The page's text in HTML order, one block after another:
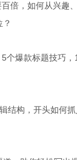
倍，如何从兴趣
个爆款标题技巧
结构，开头如何